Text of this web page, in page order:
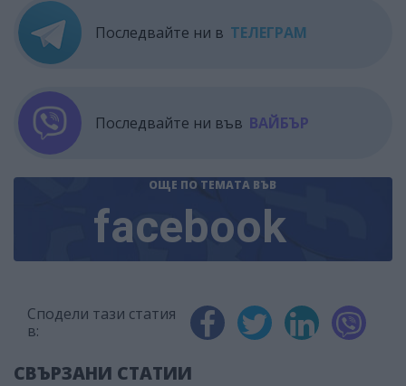
Последвайте ни в ТЕЛЕГРАМ
Последвайте ни във ВАЙБЪР
ОЩЕ ПО ТЕМАТА ВЪВ
facebook
Сподели тази статия
в:
СВЪРЗАНИ СТАТИИ